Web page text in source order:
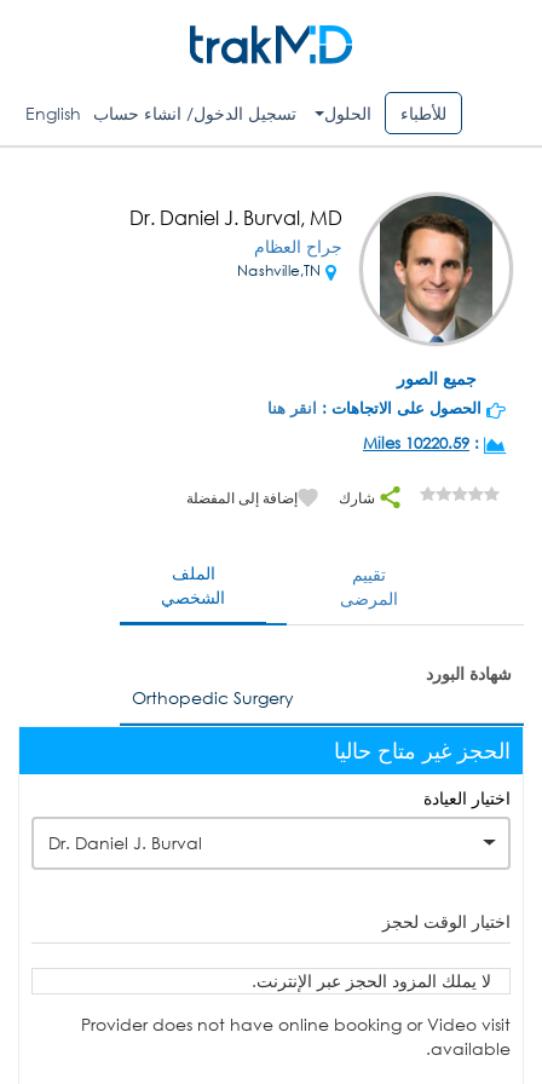
للأطباء الحلول تسجيل الدخول/ انشاء حساب English
جميع الصور
Dr. Daniel J. Burval, MD
جراح العظام
الحصول على الاتجاهات : انقر هنا
:
10220.59 Miles
شارك إضافة إلى المفضلة
الملف
الشخصي
تقييم
المرضى
شهادة البورد
Orthopedic Surgery
الحجز غير متاح حاليا
اختيار العيادة
Dr. Daniel J. Burval
اختيار الوقت لحجز
لا يملك المزود الحجز عبر الإنترنت.
Provider does not have online booking or Video visit
available.